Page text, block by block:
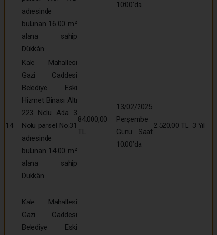
adresinde
bulunan 16.00 m²
alana sahip
Dükkân
10:00’da
14
Kale Mahallesi
Gazi Caddesi
Belediye Eski
Hizmet Binası Altı
223 Nolu Ada 3
Nolu parsel No:31
adresinde
bulunan 14.00 m²
alana sahip
Dükkân
84.000,00
TL
13/02/2025
Perşembe
Günü Saat
10:00’da
2.520,00 TL 3 Yıl
Kale Mahallesi
Gazi Caddesi
Belediye Eski